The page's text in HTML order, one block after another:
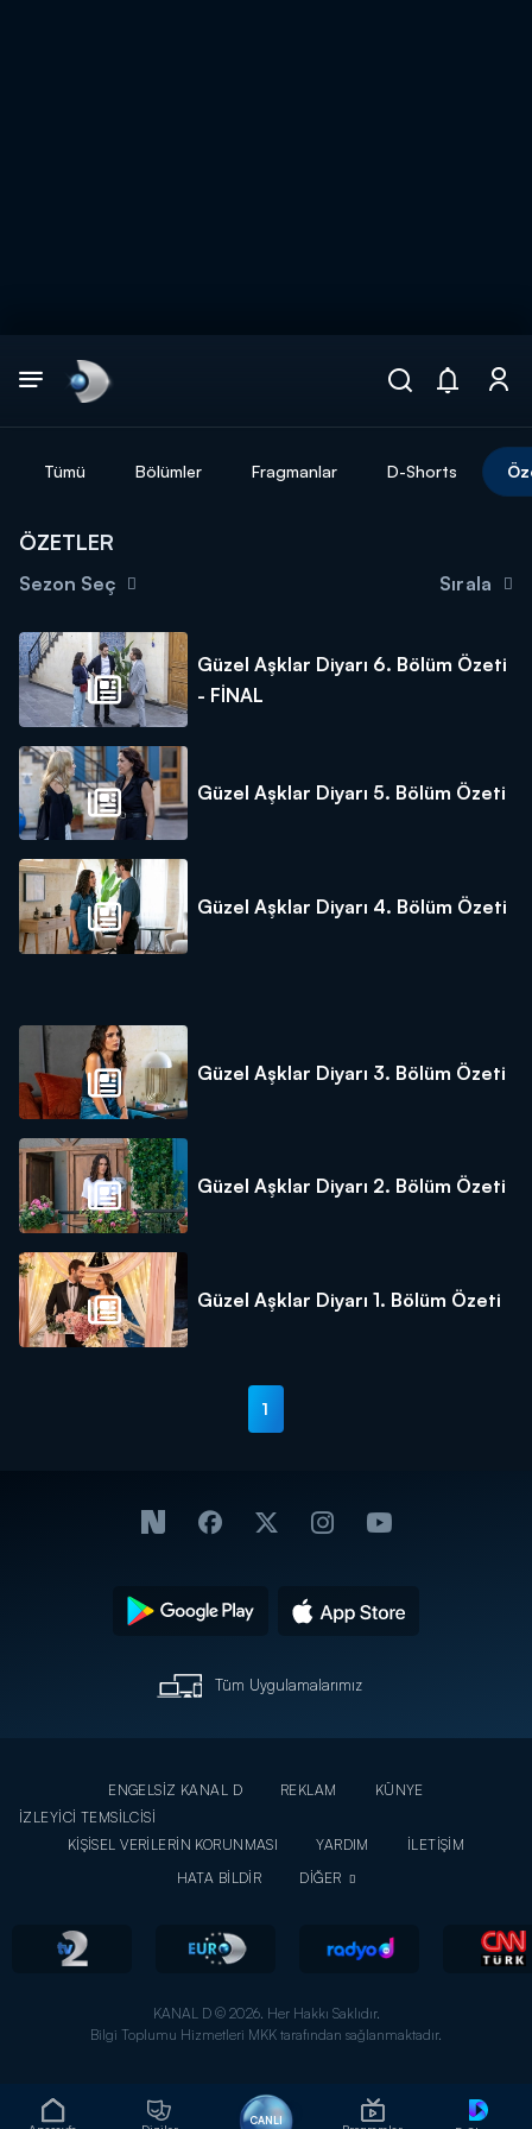
CANLI
DİĞER SONUÇLAR
Tümü Bölümler Fragmanlar D-Shorts
ÖZETLER
Sezon Seç Sırala
Güzel Aşklar Diyarı 6. Bölüm Özeti
- FİNAL
Güzel Aşklar Diyarı 5. Bölüm Özeti
Güzel Aşklar Diyarı 4. Bölüm Özeti
Güzel Aşklar Diyarı 3. Bölüm Özeti
Güzel Aşklar Diyarı 2. Bölüm Özeti
Güzel Aşklar Diyarı 1. Bölüm Özeti
1
Tüm Uygulamalarımız
ENGELSİZ KANAL D REKLAM
KÜNYE
İZLEYİCİ TEMSİLCİSİ
KİŞİSEL VERİLERİN KORUNMASI
YARDIM
İLETİŞİM
HATA BİLDİR
DİĞER
KANAL D © 2026. Her Hakkı Saklıdır.
Bilgi Toplumu Hizmetleri MKK tarafından sağlanmaktadır.